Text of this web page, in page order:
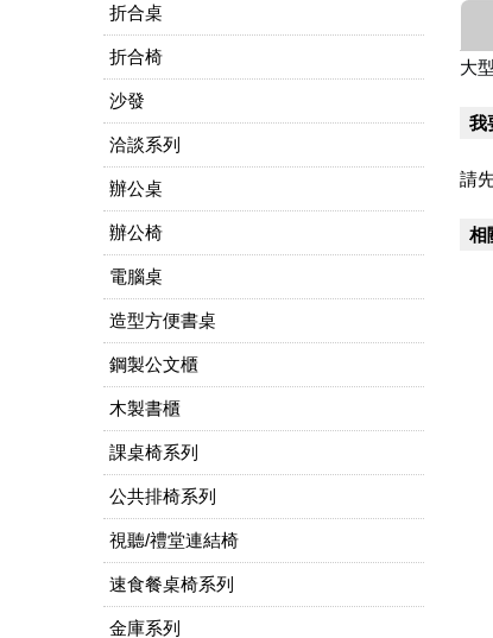
折合桌
折合椅
沙發
洽談系列
辦公桌
辦公椅
電腦桌
造型方便書桌
鋼製公文櫃
木製書櫃
課桌椅系列
公共排椅系列
視聽/禮堂連結椅
速食餐桌椅系列
金庫系列
大
我
請
相